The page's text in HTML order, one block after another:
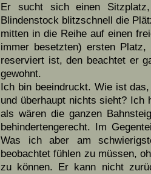
Er sucht sich einen
Blindenstock blitzschnell die
mitten in die Reihe auf einen
immer besetzten) ersten
reserviert ist, den beachtet er
gewohnt.
Ich bin beeindruckt. Wie ist
und überhaupt nichts sieht? Ich
als wären die ganzen
behindertengerecht. Im
Was ich aber am
beobachtet fühlen zu müssen,
zu können. Er kann nicht